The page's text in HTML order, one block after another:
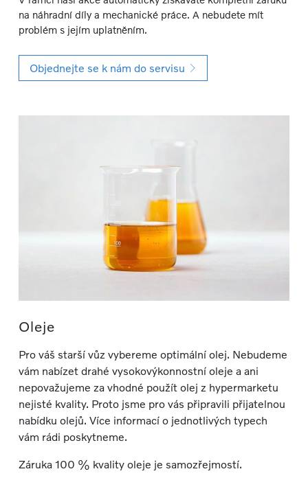
na náhradní díly a mechanické práce. A nebudete mít
problém s jejím uplatněním.
Objednejte se k nám do servisu
Oleje
Pro váš starší vůz vybereme optimální olej. Nebudeme
vám nabízet drahé vysokovýkonnostní oleje a ani
nepovažujeme za vhodné použít olej z hypermarketu
nejisté kvality. Proto jsme pro vás připravili přijatelnou
nabídku olejů. Více informací o jednotlivých typech
vám rádi poskytneme.
Záruka 100 % kvality oleje je samozřejmostí.